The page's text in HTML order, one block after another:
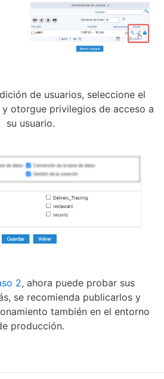
de usuarios, seleccione el
otorgue privilegios de acceso a
su usuario.
2, ahora puede probar sus
se recomienda publicarlos y
también en el entorno
producción.